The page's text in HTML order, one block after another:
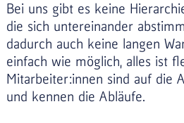
Bei uns gibt es keine
die sich untereinander
dadurch auch keine langen
einfach wie möglich, alles ist
Mitarbeiter:innen sind auf die
und kennen die Abläufe.